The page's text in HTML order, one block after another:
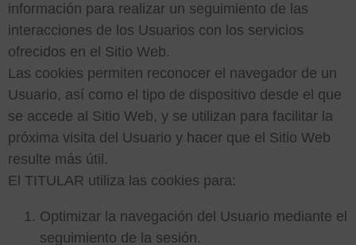
información para realizar un seguimiento de las
interacciones de los Usuarios con los servicios
ofrecidos en el Sitio Web.
Las cookies permiten reconocer el navegador de un
Usuario, así como el tipo de dispositivo desde el que
se accede al Sitio Web, y se utilizan para facilitar la
próxima visita del Usuario y hacer que el Sitio Web
resulte más útil.
El TITULAR utiliza las cookies para:
Optimizar la navegación del Usuario mediante el
seguimiento de la sesión.